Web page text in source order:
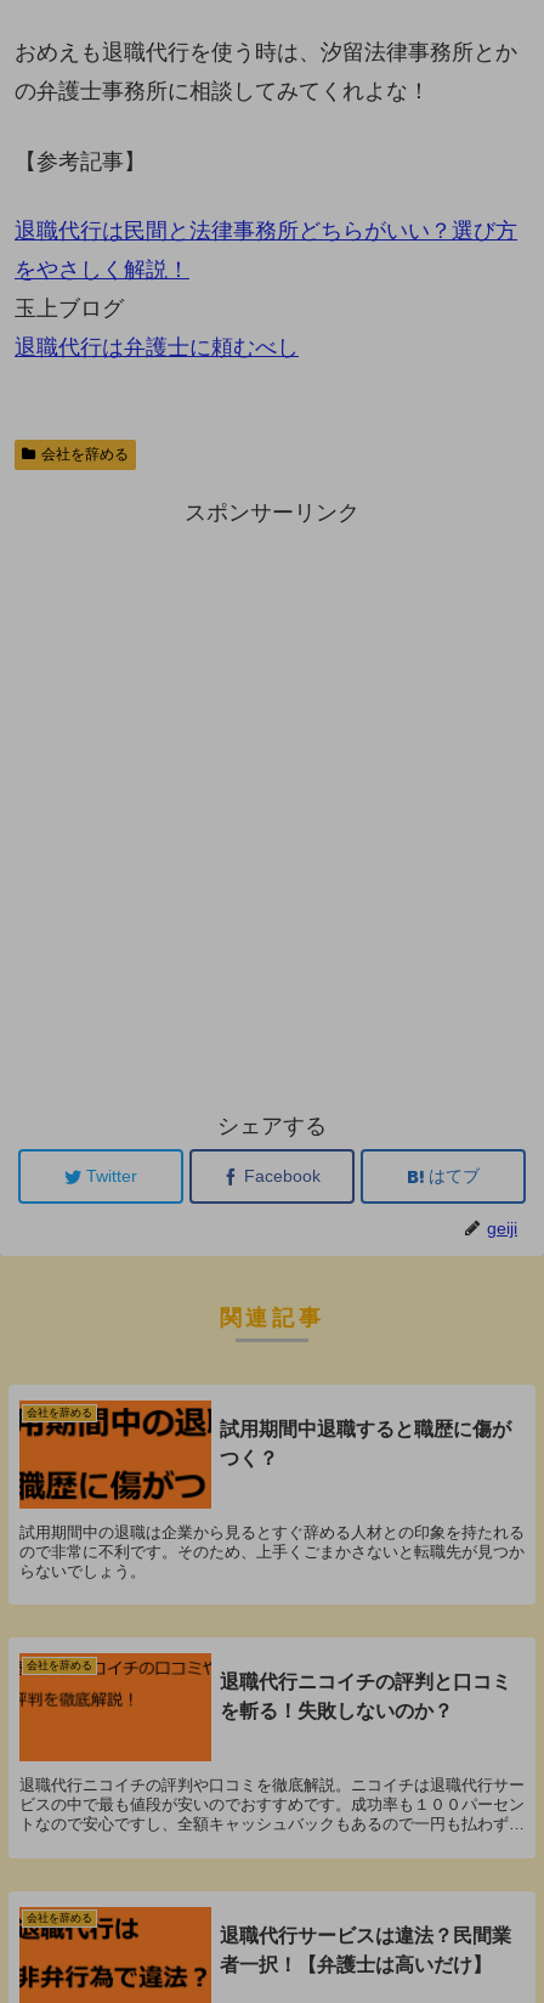
おめえも退職代行を使う時は、汐留法律事務所とか
の弁護士事務所に相談してみてくれよな！
【参考記事】
退職代行は民間と法律事務所どちらがいい？選び方
をやさしく解説！
玉上ブログ
退職代行は弁護士に頼むべし
会社を辞める
スポンサーリンク
シェアする
Twitter Facebook はてブ
geiji
関連記事
会社を辞める
試用期間中退職すると職歴に傷が
つく？
試用期間中の退職は企業から見るとすぐ辞める人材との印象を持たれる
ので非常に不利です。そのため、上手くごまかさないと転職先が見つか
らないでしょう。
会社を辞める
退職代行ニコイチの評判と口コミ
を斬る！失敗しないのか？
退職代行ニコイチの評判や口コミを徹底解説。ニコイチは退職代行サー
ビスの中で最も値段が安いのでおすすめです。成功率も１００パーセン
トなので安心ですし、全額キャッシュバックもあるので一円も払わずに
会社を辞める
退職代行サービスは違法？民間業
者一択！【弁護士は高いだけ】